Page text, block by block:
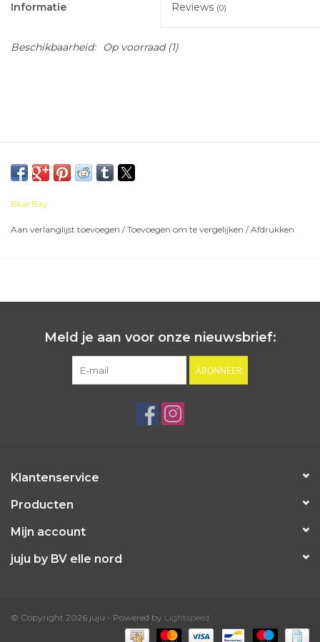
Informatie Reviews (0)
Beschikbaarheid: Op voorraad(1)
Blue Bay
Aan verlanglijst toevoegen /Toevoegen om te vergelijken /Afdrukken
Meld je aan voor onze nieuwsbrief:
ABONNEER
Klantenservice
Producten
Mijn account
juju by BV elle nord
© Copyright 2026 juju - Powered by Lightspeed